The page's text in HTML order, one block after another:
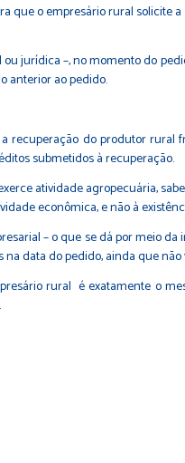
que o empresário rural solicite
jurídica –, no momento do
anterior ao pedido.
recuperação do produtor
submetidos à recuperação.
atividade agropecuária,
econômica, e não à
– o que se dá por meio
data do pedido, ainda que
rural é exatamente o